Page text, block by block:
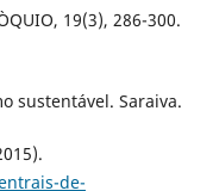
19(3), 286-300.
sustentável. Saraiva.
de-